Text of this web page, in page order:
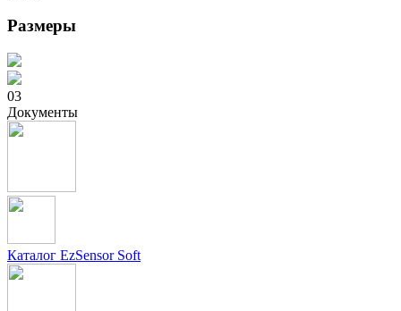
Размеры
03
Документы
Каталог EzSensor Soft